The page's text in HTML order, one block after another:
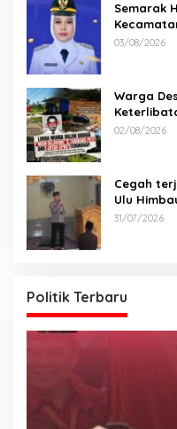
Semarak
Lomba
03/08/2026
Warga Desak APH Usut
02/08/2026
Cegah
Ulu
Sesuai
31/07/2026
Politik Terbaru